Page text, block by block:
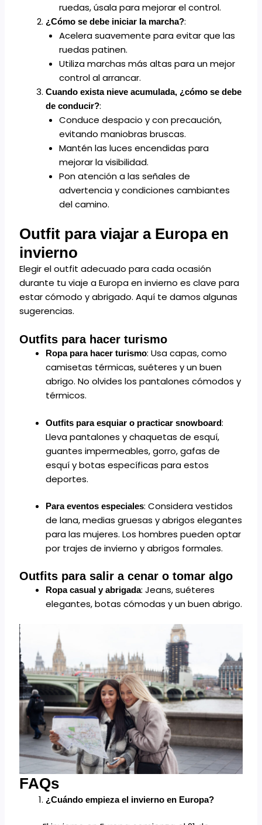
ruedas, úsala para mejorar el control.
¿Cómo se debe iniciar la marcha?:
Acelera suavemente para evitar que las
ruedas patinen.
Utiliza marchas más altas para un mejor
control al arrancar.
Cuando exista nieve acumulada, ¿cómo se debe
de conducir?:
Conduce despacio y con precaución,
evitando maniobras bruscas.
Mantén las luces encendidas para
mejorar la visibilidad.
Pon atención a las señales de
advertencia y condiciones cambiantes
del camino.
Outfit para viajar a Europa en
invierno
Elegir el outfit adecuado para cada ocasión
durante tu viaje a Europa en invierno es clave para
estar cómodo y abrigado. Aquí te damos algunas
sugerencias.
Outfits para hacer turismo
Ropa para hacer turismo: Usa capas, como
camisetas térmicas, suéteres y un buen
abrigo. No olvides los pantalones cómodos y
térmicos.
Outfits para esquiar o practicar snowboard:
Lleva pantalones y chaquetas de esquí,
guantes impermeables, gorro, gafas de
esquí y botas específicas para estos
deportes.
Para eventos especiales: Considera vestidos
de lana, medias gruesas y abrigos elegantes
para las mujeres. Los hombres pueden optar
por trajes de invierno y abrigos formales.
Outfits para salir a cenar o tomar algo
Ropa casual y abrigada: Jeans, suéteres
elegantes, botas cómodas y un buen abrigo.
FAQs
¿Cuándo empieza el invierno en Europa?